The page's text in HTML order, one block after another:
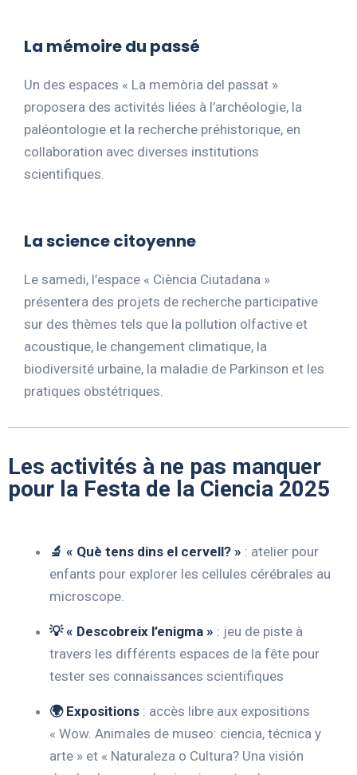
La mémoire du passé
Un des espaces « La memòria del passat »
proposera des activités liées à l’archéologie, la
paléontologie et la recherche préhistorique, en
collaboration avec diverses institutions
scientifiques.
La science citoyenne
Le samedi, l’espace « Ciència Ciutadana »
présentera des projets de recherche participative
sur des thèmes tels que la pollution olfactive et
acoustique, le changement climatique, la
biodiversité urbaine, la maladie de Parkinson et les
pratiques obstétriques.
Les activités à ne pas manquer
pour la Festa de la Ciencia 2025
🔬 « Què tens dins el cervell? » : atelier pour
enfants pour explorer les cellules cérébrales au
microscope.
💡 « Descobreix l’enigma » : jeu de piste à
travers les différents espaces de la fête pour
tester ses connaissances scientifiques
🌍 Expositions : accès libre aux expositions
« Wow. Animales de museo: ciencia, técnica y
arte » et « Naturaleza o Cultura? Una visión